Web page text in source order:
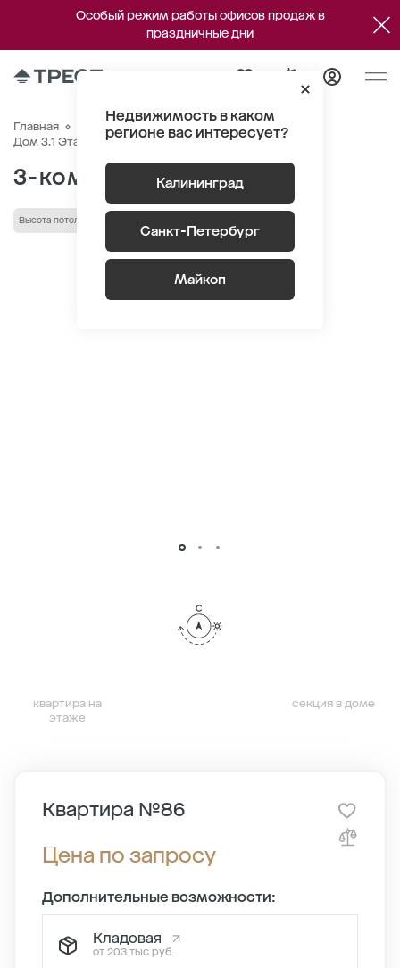
Особый режим работы офисов продаж в
праздничные дни
Недвижимость в каком
регионе вас интересует?
Калининград
Санкт-Петербург
Майкоп
Главная Квартиры
Генплан
Дом 3.1 Этаж 3
Секция 2 Квартира №86
3-комнатная 75.3 м
Высота потолка 2,72 м
квартира на
этаже
секция в доме
Квартира №86
Цена по запросу
Дополнительные возможности:
Кладовая
от 203 тыс руб.